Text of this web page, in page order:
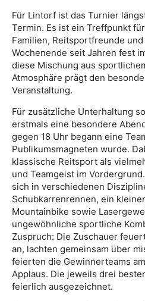
Für Lintorf ist das Turnier
Termin. Es ist ein Treffpunkt
Familien, Reitsportfreunde
Wochenende seit Jahren fest
diese Mischung aus
Atmosphäre prägt den
Veranstaltung.
Für zusätzliche Unterhaltung
erstmals eine besondere
gegen 18 Uhr begann eine
Publikumsmagneten wurde.
klassische Reitsport als
und Teamgeist im
sich in verschiedenen
Schubkarrenrennen, ein
Mountainbike sowie
ungewöhnliche sportliche
Zuspruch: Die Zuschauer
an, lachten gemeinsam über
feierten die Gewinnerteams
Applaus. Die jeweils drei
feierlich ausgezeichnet.